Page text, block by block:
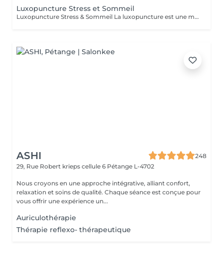
Luxopuncture Stress et Sommeil
Luxopuncture Stress & Sommeil La luxopuncture est une méthode douce et non invasive qui aide à apaiser le système nerveux, réduire le stress et améliorer la qualité du sommeil. Elle se pratique à l'aide d'un stylo à infrarouge qui stimule des points réflexes du corps, sans aiguille et en toute douceur. Chaque séance est adaptée à vos besoins afin de favoriser un relâchement profond et un apaisement durable. Un accompagnement naturel pour retrouver calme, sérénité et un sommeil réparateur.
ASHI
248
29, Rue Robert krieps cellule 6 Pétange L-4702
Nous croyons en une approche intégrative, alliant confort,
relaxation et soins de qualité. Chaque séance est conçue pour
vous offrir une expérience un...
Auriculothérapie
Thérapie reflexo- thérapeutique